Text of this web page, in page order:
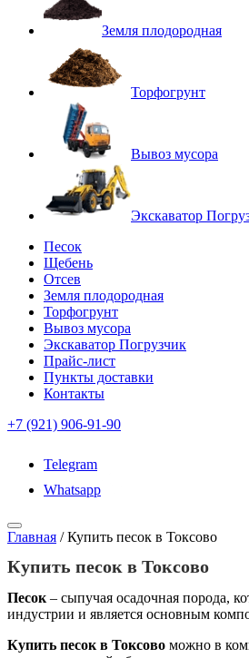
Земля плодородная
Торфогрунт
Вывоз мусора
Экскаватор
Песок
Щебень
Отсев
Земля плодородная
Торфогрунт
Вывоз мусора
Экскаватор Погрузчик
Прайс-лист
Пункты доставки
Контакты
+7 (921) 906-91-90
Telegram
Whatsapp
Главная /Купить песок в Токсово
Купить песок в Токсово
Песок – сыпучая осадочная порода,
индустрии и является основным
Купить песок в Токсово можно в